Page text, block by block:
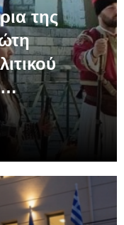
της